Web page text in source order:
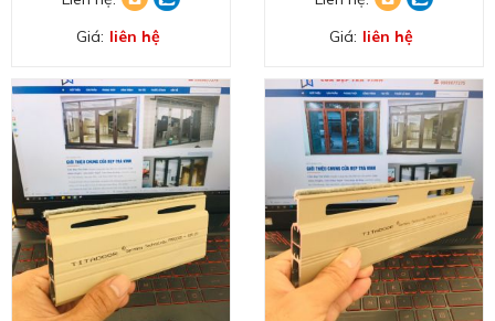
Giá: liên hệ
Giá: liên hệ